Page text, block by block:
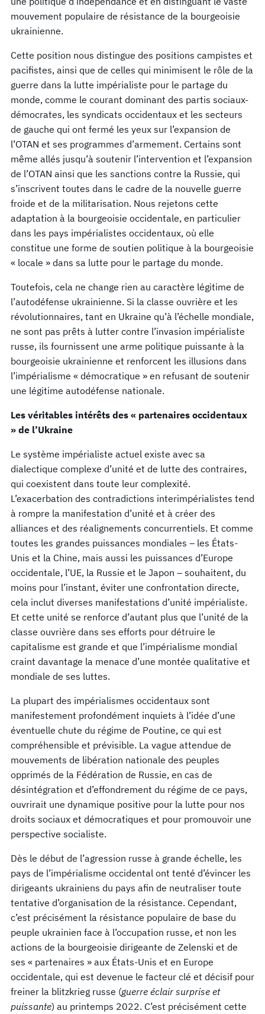
mouvement populaire de résistance de la bourgeoisie
ukrainienne.
Cette position nous distingue des positions campistes et
pacifistes, ainsi que de celles qui minimisent le rôle de la
guerre dans la lutte impérialiste pour le partage du
monde, comme le courant dominant des partis sociaux-
démocrates, les syndicats occidentaux et les secteurs
de gauche qui ont fermé les yeux sur l’expansion de
l’OTAN et ses programmes d’armement. Certains sont
même allés jusqu’à soutenir l’intervention et l’expansion
de l’OTAN ainsi que les sanctions contre la Russie, qui
s’inscrivent toutes dans le cadre de la nouvelle guerre
froide et de la militarisation. Nous rejetons cette
adaptation à la bourgeoisie occidentale, en particulier
dans les pays impérialistes occidentaux, où elle
constitue une forme de soutien politique à la bourgeoisie
« locale » dans sa lutte pour le partage du monde.
Toutefois, cela ne change rien au caractère légitime de
l’autodéfense ukrainienne. Si la classe ouvrière et les
révolutionnaires, tant en Ukraine qu’à l’échelle mondiale,
ne sont pas prêts à lutter contre l’invasion impérialiste
russe, ils fournissent une arme politique puissante à la
bourgeoisie ukrainienne et renforcent les illusions dans
l’impérialisme « démocratique » en refusant de soutenir
une légitime autodéfense nationale.
Les véritables intérêts des « partenaires occidentaux
» de l’Ukraine
Le système impérialiste actuel existe avec sa
dialectique complexe d’unité et de lutte des contraires,
qui coexistent dans toute leur complexité.
L’exacerbation des contradictions interimpérialistes tend
à rompre la manifestation d’unité et à créer des
alliances et des réalignements concurrentiels. Et comme
toutes les grandes puissances mondiales – les États-
Unis et la Chine, mais aussi les puissances d’Europe
occidentale, l’UE, la Russie et le Japon – souhaitent, du
moins pour l’instant, éviter une confrontation directe,
cela inclut diverses manifestations d’unité impérialiste.
Et cette unité se renforce d’autant plus que l’unité de la
classe ouvrière dans ses efforts pour détruire le
capitalisme est grande et que l’impérialisme mondial
craint davantage la menace d’une montée qualitative et
mondiale de ses luttes.
La plupart des impérialismes occidentaux sont
manifestement profondément inquiets à l’idée d’une
éventuelle chute du régime de Poutine, ce qui est
compréhensible et prévisible. La vague attendue de
mouvements de libération nationale des peuples
opprimés de la Fédération de Russie, en cas de
désintégration et d’effondrement du régime de ce pays,
ouvrirait une dynamique positive pour la lutte pour nos
droits sociaux et démocratiques et pour promouvoir une
perspective socialiste.
Dès le début de l’agression russe à grande échelle, les
pays de l’impérialisme occidental ont tenté d’évincer les
dirigeants ukrainiens du pays afin de neutraliser toute
tentative d’organisation de la résistance. Cependant,
c’est précisément la résistance populaire de base du
peuple ukrainien face à l’occupation russe, et non les
actions de la bourgeoisie dirigeante de Zelenski et de
ses « partenaires » aux États-Unis et en Europe
occidentale, qui est devenue le facteur clé et décisif pour
freiner la blitzkrieg russe (guerre éclair surprise et
puissante) au printemps 2022. C’est précisément cette